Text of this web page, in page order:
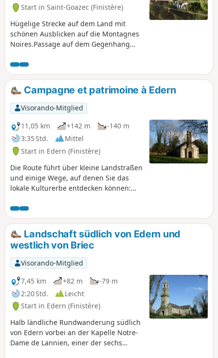
Start in Saint-Goazec (Finistère)
Hügelige Strecke auf dem Land mit
schönen Ausblicken auf die Montagnes
Noires.Passage auf dem Gegenhang
wurden Schwierigkeiten zwischen (10)
und (11) gemeldet (siehe Hinweis vom
Mai 2025). In diesem Fall sollten Sie die
in den praktischen Informationen
angegebene Abkürzung nehmen.
Campagne et patrimoine à Edern
Visorando-Mitglied
11,05 km
+142 m
-140 m
3:35 Std.
Mittel
Start in Edern (Finistère)
Die Route führt über kleine Landstraßen
und einige Wege, auf denen Sie das
lokale Kulturerbe entdecken können:
ehemaligen Abtei und ein
monumentaler Brunnen, der 2023 vom
Verein Edern Histoire et Patrimoine vor
dem Vergessen bewahrt wurde.
Landschaft südlich von Edern und
westlich von Briec
Visorando-Mitglied
7,45 km
+82 m
-79 m
2:20 Std.
Leicht
Start in Edern (Finistère)
Halb ländliche Rundwanderung südlich
von Edern vorbei an der Kapelle Notre-
Dame de Lannien, einer der sechs